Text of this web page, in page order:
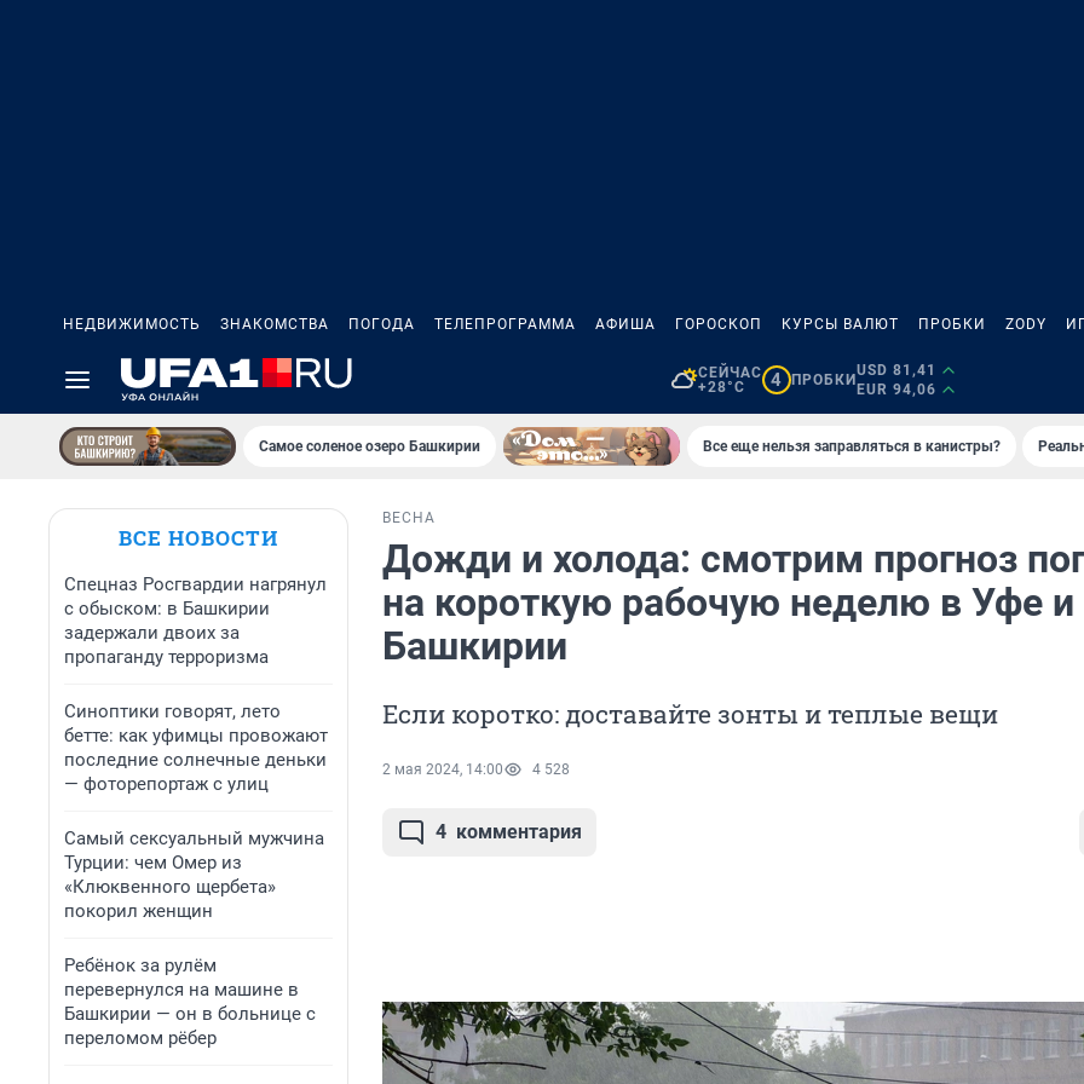
НЕДВИЖИМОСТЬ ЗНАКОМСТВА ПОГОДА ТЕЛЕПРОГРАММА АФИША ГОРОСКОП КУРСЫ ВАЛЮТ ПРОБКИ ZODY
СЕЙЧАС
+28°C
4 ПРОБКИ
USD 81,41
EUR 94,06
Самое соленое озеро Башкирии Все еще нельзя заправляться в канистры?
ВСЕ НОВОСТИ
Спецназ Росгвардии нагрянул
с обыском: в Башкирии
задержали двоих за
пропаганду терроризма
Синоптики говорят, лето
бетте: как уфимцы провожают
последние солнечные деньки
— фоторепортаж с улиц
Самый сексуальный мужчина
Турции: чем Омер из
«Клюквенного щербета»
покорил женщин
Ребёнок за рулём
перевернулся на машине в
Башкирии — он в больнице с
переломом рёбер
ВЕСНА
Дожди и холода: смотрим прогноз
на короткую рабочую неделю в Уфе и
Башкирии
Если коротко: доставайте зонты и теплые вещи
2 мая 2024, 14:00 4 528
4 комментария